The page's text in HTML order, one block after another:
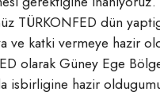
TÜRKONFED dün
ve katki vermeye hazir
olarak Güney Ege
isbirligine hazir